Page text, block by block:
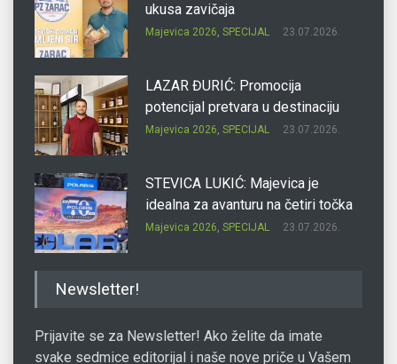
ukusa zavičaja
Majevica 2026, SPECIJAL 23.07.2026.
LAZAR ĐURIĆ: Promocija
potencijal pretvara u destinaciju
Majevica 2026, SPECIJAL 23.07.2026.
STEVICA LUKIĆ: Majevica je
idealna za avanturu na četiri točka
Majevica 2026, SPECIJAL 23.07.2026.
Newsletter!
Prijavite se za Newsletter! Ako želite da imate
svake sedmice editorijal i naše nove priče u Vašem